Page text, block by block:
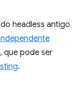
headless antigo
, que pode ser
.